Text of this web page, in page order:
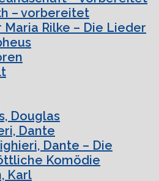
– vorbereitet
Maria Rilke – Die Lieder
Douglas
Dante
Dante – Die
Komödie
Karl